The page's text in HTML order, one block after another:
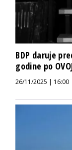
BDP daruje
godine po
26/11/2025 | 16:00